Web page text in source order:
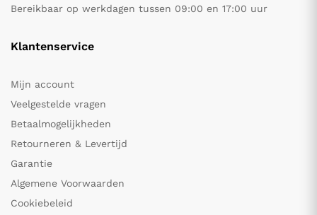
Bereikbaar op werkdagen tussen 09:00 en 17:00 uur
Klantenservice
Mijn account
Veelgestelde vragen
Betaalmogelijkheden
Retourneren & Levertijd
Garantie
Algemene Voorwaarden
Cookiebeleid